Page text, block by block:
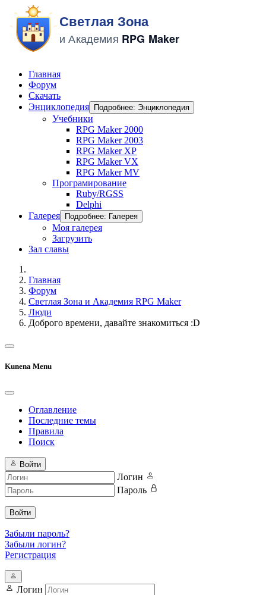
Главная
Форум
Скачать
Энциклопедия
Подробнее: Энциклопедия
Учебники
RPG Maker 2000
RPG Maker 2003
RPG Maker XP
RPG Maker VX
RPG Maker MV
Програмирование
Ruby/RGSS
Delphi
Галерея
Подробнее: Галерея
Моя галерея
Загрузить
Зал славы
Главная
Форум
Светлая Зона и Академия RPG Maker
Люди
Доброго времени, давайте знакомиться :D
Kunena Menu
Оглавление
Последние темы
Правила
Поиск
Войти
Логин
Пароль
Войти
Забыли пароль?
Забыли логин?
Регистрация
Логин